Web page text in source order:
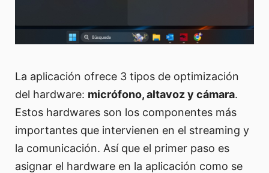
La aplicación ofrece 3 tipos de optimización
del hardware: micrófono, altavoz y cámara.
Estos hardwares son los componentes más
importantes que intervienen en el streaming y
la comunicación. Así que el primer paso es
asignar el hardware en la aplicación como se